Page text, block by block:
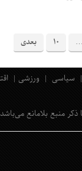
…
10 بعدی
سیاسی ورزشی
ذکر منبع بلامانع می‌باشد